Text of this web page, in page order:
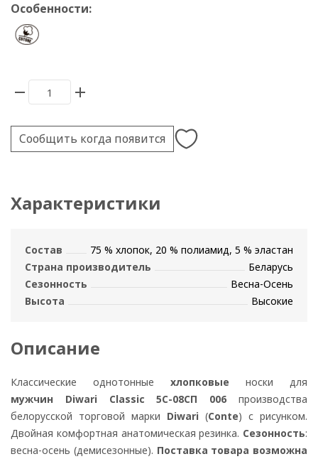
Особенности:
Сообщить когда появится
Характеристики
Состав
75 % хлопок, 20 % полиамид, 5 % эластан
Страна производитель
Беларусь
Сезонность
Весна-Осень
Высота
Высокие
Описание
Классические однотонные хлопковые носки для
мужчин
Diwari Classic 5С-08СП 006 производства
белорусской торговой марки Diwari (Conte) с рисунком.
Двойная комфортная анатомическая резинка. Сезонность:
весна-осень (демисезонные). Поставка товара возможна